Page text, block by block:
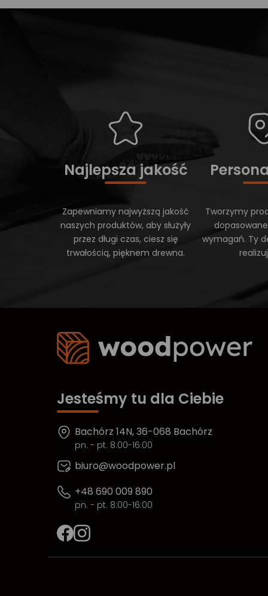
Najlepsza jakość
Zapewniamy najwyższą jakość
naszych produktów, aby służyły
przez długi czas, ciesz się
trwałością, pięknem drewna.
Tworzymy
wymagań. Ty
Jesteśmy tu dla Ciebie
Bachórz 14N, 36-068 Bachórz
pn. - pt. 8:00-16:00
biuro@woodpower.pl
+48 690 009 890
pn. - pt. 8:00-16:00